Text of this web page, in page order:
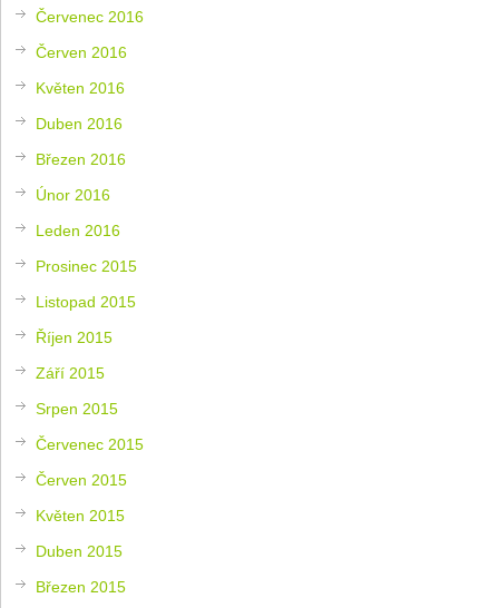
Červenec 2016
Červen 2016
Květen 2016
Duben 2016
Březen 2016
Únor 2016
Leden 2016
Prosinec 2015
Listopad 2015
Říjen 2015
Září 2015
Srpen 2015
Červenec 2015
Červen 2015
Květen 2015
Duben 2015
Březen 2015